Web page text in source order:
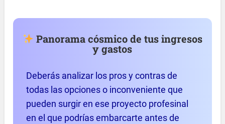
Panorama cósmico de tus ingresos
y gastos
Deberás analizar los pros y contras de
todas las opciones o inconveniente que
pueden surgir en ese proyecto profesinal
en el que podrías embarcarte antes de